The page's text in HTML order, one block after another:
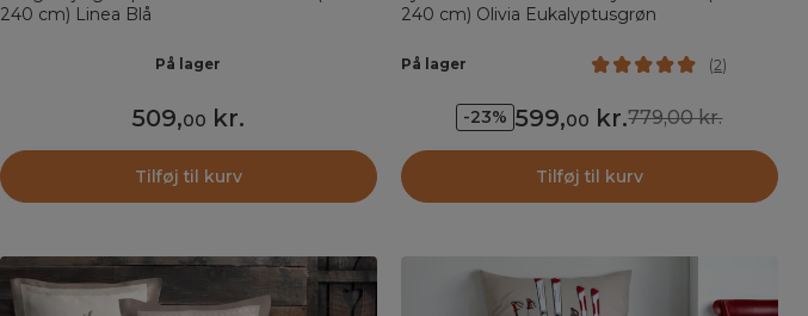
240 cm) Linea Blå
På lager
509,00 kr.
Tilføj til kurv
240 cm) Olivia Eukalyptusgrøn
På lager (2)
-23% 599,00 kr.779,00 kr.
Tilføj til kurv